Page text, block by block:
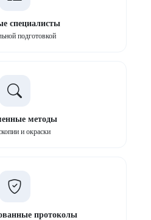
специалисты
подготовкой
методы
и окраски
протоколы